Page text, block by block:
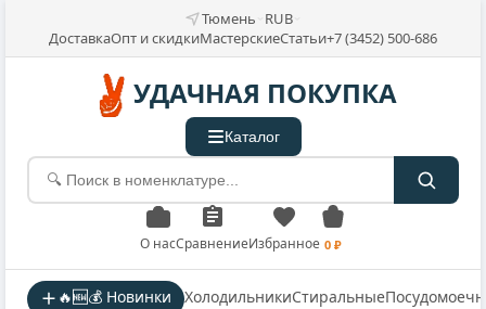
Тюмень RUB
ДоставкаОпт и скидкиМастерскиеСтатьи+7 (3452) 500-686
УДАЧНАЯ ПОКУПКА
Каталог
О насСравнениеИзбранное 0 ₽
🔥🆕💰 Новинки ХолодильникиСтиральные